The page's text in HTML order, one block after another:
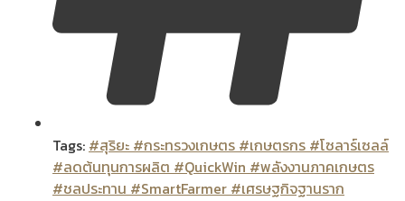
Tags: #สุริยะ #กระทรวงเกษตร #เกษตรกร #โซลาร์เซลล์
#ลดต้นทุนการผลิต #QuickWin #พลังงานภาคเกษตร
#ชลประทาน #SmartFarmer #เศรษฐกิจฐานราก